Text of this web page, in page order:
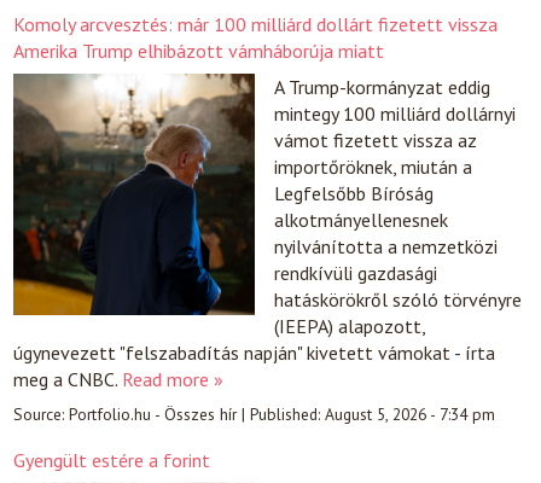
Komoly arcvesztés: már 100 milliárd dollárt fizetett vissza
Amerika Trump elhibázott vámháborúja miatt
A Trump-kormányzat eddig
mintegy 100 milliárd dollárnyi
vámot fizetett vissza az
importőröknek, miután a
Legfelsőbb Bíróság
alkotmányellenesnek
nyilvánította a nemzetközi
rendkívüli gazdasági
hatáskörökről szóló törvényre
(IEEPA) alapozott,
úgynevezett "felszabadítás napján" kivetett vámokat - írta
meg a CNBC. Read more »
Source:Portfolio.hu - Összes hír|Published:August 5, 2026 - 7:34 pm
Gyengült estére a forint